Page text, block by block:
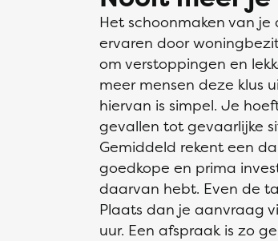
Het schoonmaken van
ervaren door
om verstoppingen en
meer mensen deze klus
hiervan is simpel. Je
gevallen tot gevaarlijke
Gemiddeld rekent een
goedkope en prima
daarvan hebt. Even de
Plaats dan je aanvraag
uur. Een afspraak is zo